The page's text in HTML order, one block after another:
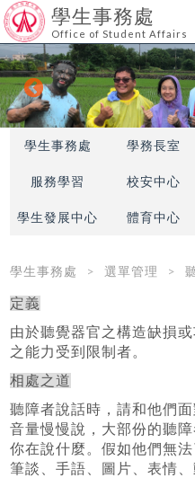
學生事務處
Office of Student Affairs
學生事務處 學務長室
服務學習
校安中心
學生發展中心 體育中心
學生事務處 選單管理
定義
由於聽覺器官之構造缺損
之能力受到限制者。
相處之道
聽障者說話時，請和他們
音量慢慢說，大部份的聽
你在說什麼。假如他們無
筆談、手語、圖片、表情、